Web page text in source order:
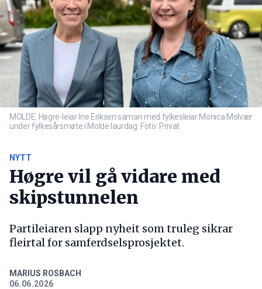
MOLDE: Høgre-leiar Ine Eriksen saman med fylkesleiar Monica Molvær
under fylkesårsmøte i Molde laurdag. Foto: Privat
NYTT
Høgre vil gå vidare med
skipstunnelen
Partileiaren slapp nyheit som truleg sikrar
fleirtal for samferdselsprosjektet.
MARIUS ROSBACH
06.06.2026